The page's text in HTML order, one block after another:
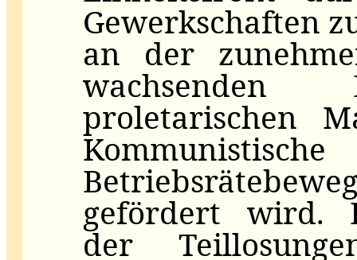
Gewerkschaften
an der
wachsenden
proletarischen
gefördert wird.
der